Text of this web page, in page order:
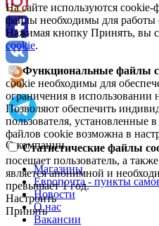
На сайте используются
файлы необходимы для работы
Нажимая кнопку Принять, вы
cookie.
Функциональные файлы
cookie необходимы для
ограничения в
Позволяют обеспечить
пользователя, установленные
файлов cookie возможна в
Статистические файлы
посещает пользователь, а
является анонимной и
превышает 1 год.
Настроить
Принять
О компании
Магазины
Европочта - пункты
Новости
О нас
Вакансии